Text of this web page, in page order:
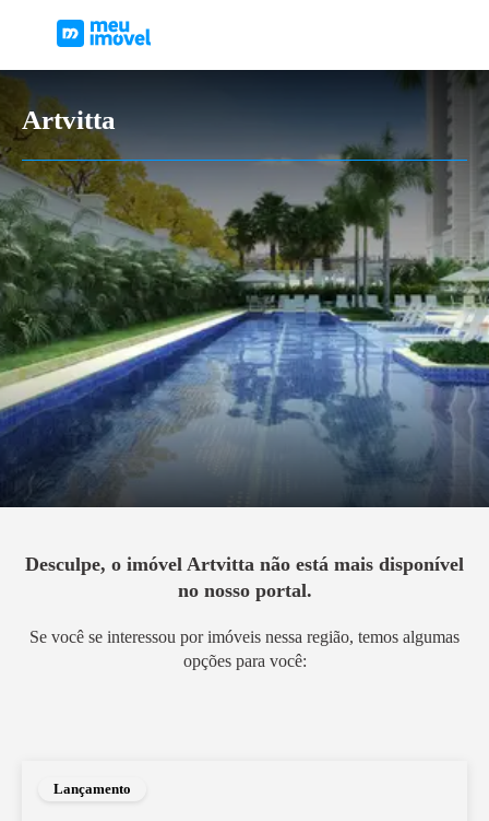
Artvitta
Desculpe, o imóvel Artvitta não está mais disponível
no nosso portal.
Se você se interessou por imóveis nessa região, temos algumas
opções para você:
Lançamento